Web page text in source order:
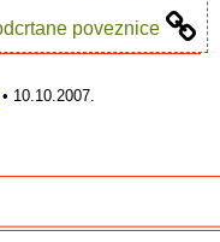
poveznice
• 10.10.2007.